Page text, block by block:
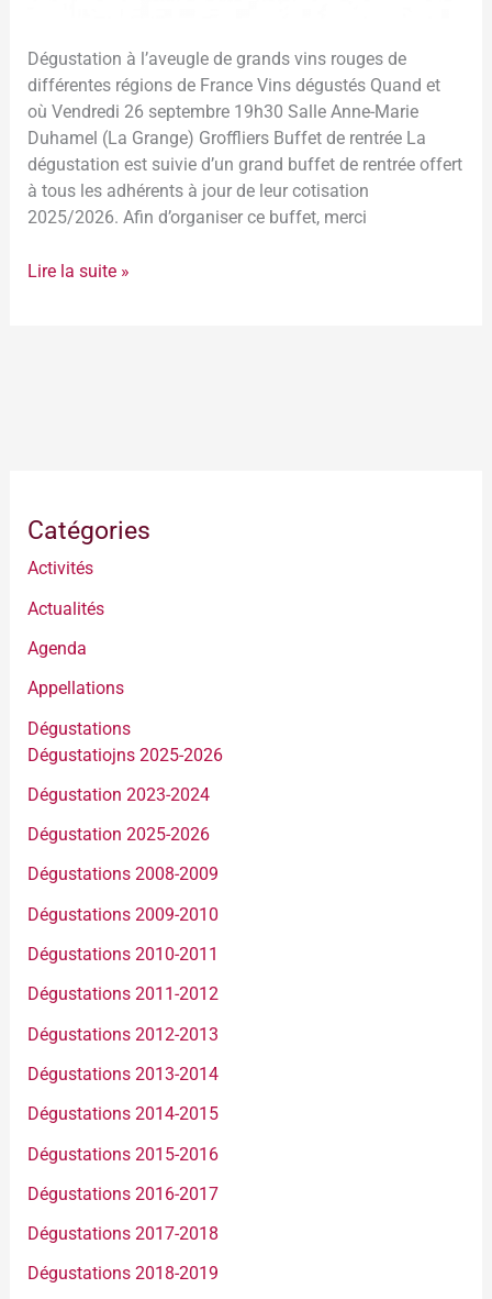
Dégustation à l’aveugle de grands vins rouges de
différentes régions de France Vins dégustés Quand et
où Vendredi 26 septembre 19h30 Salle Anne-Marie
Duhamel (La Grange) Groffliers Buffet de rentrée La
dégustation est suivie d’un grand buffet de rentrée offert
à tous les adhérents à jour de leur cotisation
2025/2026. Afin d’organiser ce buffet, merci
Lire la suite »
Catégories
Activités
Actualités
Agenda
Appellations
Dégustations
Dégustatiojns 2025-2026
Dégustation 2023-2024
Dégustation 2025-2026
Dégustations 2008-2009
Dégustations 2009-2010
Dégustations 2010-2011
Dégustations 2011-2012
Dégustations 2012-2013
Dégustations 2013-2014
Dégustations 2014-2015
Dégustations 2015-2016
Dégustations 2016-2017
Dégustations 2017-2018
Dégustations 2018-2019